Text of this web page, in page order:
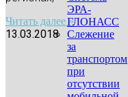
ЭРА-
ГЛОНАСС
Слежение
за
транспортом
при
отсутствии
Читать далее »
13.03.2018